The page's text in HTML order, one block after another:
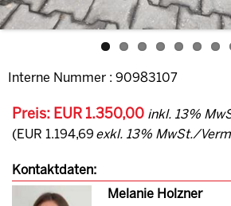
Interne Nummer : 90983107
Preis: EUR 1.350,00 inkl. 13%
(EUR 1.194,69 exkl. 13% MwSt./
Kontaktdaten:
Melanie Holzner